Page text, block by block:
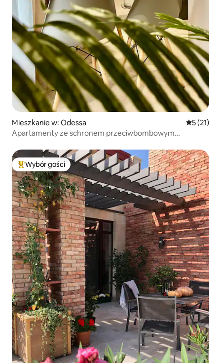
Mieszkanie w: Odessa Średnia
5 (21)
Apartamenty ze schronem przeciwbombowym
Najpopularniejsze z kategorii Wybór gości
Wybór gości